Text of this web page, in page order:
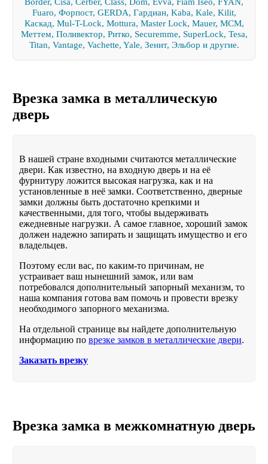
Fuaro, Форпост, GERDA, Гардиан, Kaba, Kale, Kilit,
Каскад, Mul-T-Lock, Mottura, Master Lock, Mauer, MCM,
Меттем, Поливектор, Ритко, Securemme, SuperLock, Tesa,
Titan, Vantage, Vachette, Yale, Зенит, Эльбор и другие.
Врезка замка в металлическую
дверь
В нашей стране входными считаются металлические
двери. Как известно, на входную дверь и на её
фурнитуру ложится высокая нагрузка, как и на
установленные в неё замки. Соответственно, дверные
замки должны быть достаточно крепкими и
качественными, для того, чтобы выдерживать
ежедневные нагрузки. А самое главное, хороший замок
должен надежно запирать и защищать имущество и его
владельцев.
Поэтому если вас, по каким-то причинам, не
устраивает ваш нынешний замок, или вам
потребовался дополнительный запорный механизм, то
наша компания готова вам помочь и провести врезку
необходимого запорного механизма.
На отдельной странице вы найдете дополнительную
информацию по врезке замков в металлические двери.
Заказать врезку
Врезка замка в межкомнатную дверь